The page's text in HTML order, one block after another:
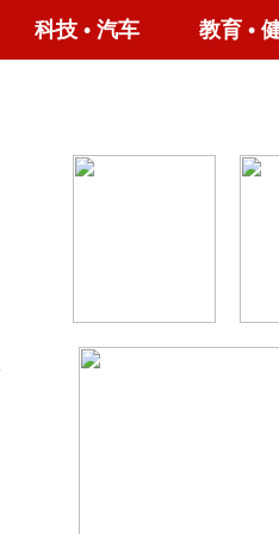
科技 • 汽车 教育 •